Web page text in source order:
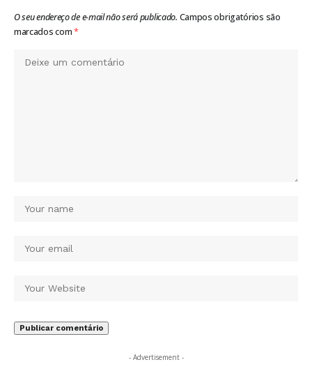
O seu endereço de e-mail não será publicado. Campos obrigatórios são
marcados com*
- Advertisement -